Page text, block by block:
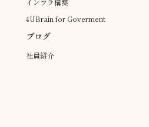
4UBrain for Goverment
ブログ
社員紹介